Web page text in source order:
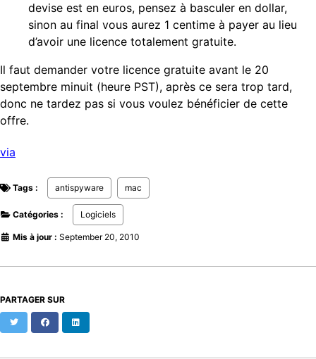
devise est en euros, pensez à basculer en dollar,
sinon au final vous aurez 1 centime à payer au lieu
d’avoir une licence totalement gratuite.
Il faut demander votre licence gratuite avant le 20
septembre minuit (heure PST), après ce sera trop tard,
donc ne tardez pas si vous voulez bénéficier de cette
offre.
via
Tags : antispyware mac
Catégories : Logiciels
Mis à jour : September 20, 2010
PARTAGER SUR
Twitter Facebook